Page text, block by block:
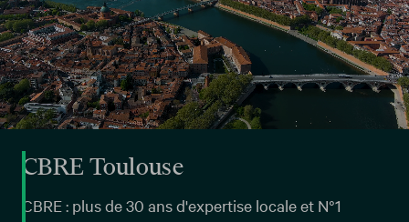
CBRE Toulouse
CBRE : plus de 30 ans d'expertise locale et N°1